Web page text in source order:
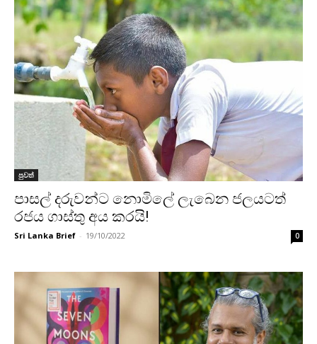
පුවත්
පාසල් දරුවන්ට නොමිලේ ලැබෙන ජලයටත්
රජය ගාස්තු අය කරයි!
Sri Lanka Brief - 19/10/2022 0